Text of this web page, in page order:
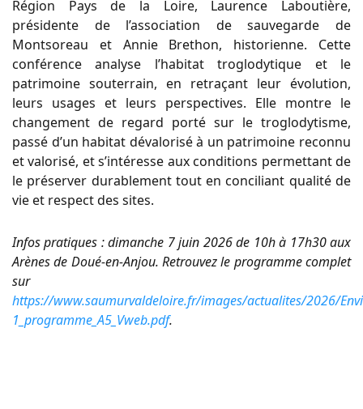
Région Pays de la Loire, Laurence Laboutière,
présidente de l’association de sauvegarde de
Montsoreau et Annie Brethon, historienne. Cette
conférence analyse l’habitat troglodytique et le
patrimoine souterrain, en retraçant leur évolution,
leurs usages et leurs perspectives. Elle montre le
changement de regard porté sur le troglodytisme,
passé d’un habitat dévalorisé à un patrimoine reconnu
et valorisé, et s’intéresse aux conditions permettant de
le préserver durablement tout en conciliant qualité de
vie et respect des sites.
Infos pratiques : dimanche 7 juin 2026 de 10h à 17h30 aux
Arènes de Doué-en-Anjou. Retrouvez le programme complet
sur
https://www.saumurvaldeloire.fr/images/actualites/2026/
1_programme_A5_Vweb.pdf.